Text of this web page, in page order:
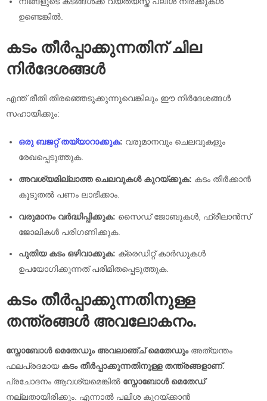
ഉണ്ടെങ്കിൽ.
കടം തീർപ്പാക്കുന്നതിന് ചില
നിർദേശങ്ങൾ
എന്ത് രീതി തിരഞ്ഞെടുക്കുന്നുവെങ്കിലും ഈ നിർദേശങ്ങൾ
സഹായിക്കും:
ഒരു ബജറ്റ് തയ്യാറാക്കുക: വരുമാനവും ചെലവുകളും
രേഖപ്പെടുത്തുക.
അവശ്യമില്ലാത്ത ചെലവുകൾ കുറയ്ക്കുക: കടം തീർക്കാൻ
കൂടുതൽ പണം ലാഭിക്കാം.
വരുമാനം വർദ്ധിപ്പിക്കുക: സൈഡ് ജോബുകൾ, ഫ്രീലാൻസ്
ജോലികൾ പരിഗണിക്കുക.
പുതിയ കടം ഒഴിവാക്കുക: ക്രെഡിറ്റ് കാർഡുകൾ
ഉപയോഗിക്കുന്നത് പരിമിതപ്പെടുത്തുക.
കടം തീർപ്പാക്കുന്നതിനുള്ള
തന്ത്രങ്ങൾ അവലോകനം.
സ്നോബോൾ മെതേഡും അവലാഞ്ച് മെതേഡുംഅത്യന്തം
ഫലപ്രദമായ കടം തീർപ്പാക്കുന്നതിനുള്ള തന്ത്രങ്ങളാണ്.
പ്രചോദനം ആവശ്യമെങ്കിൽ സ്നോബോൾ മെതേഡ്
നല്ലതായിരിക്കും. എന്നാൽ പലിശ കുറയ്ക്കാൻ